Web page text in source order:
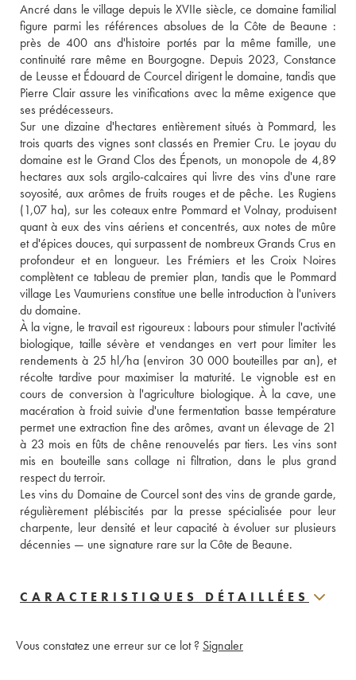
Ancré dans le village depuis le XVIIe siècle, ce domaine familial
figure parmi les références absolues de la Côte de Beaune :
près de 400 ans d'histoire portés par la même famille, une
continuité rare même en Bourgogne. Depuis 2023, Constance
de Leusse et Édouard de Courcel dirigent le domaine, tandis que
Pierre Clair assure les vinifications avec la même exigence que
ses prédécesseurs.
Sur une dizaine d'hectares entièrement situés à Pommard, les
trois quarts des vignes sont classés en Premier Cru. Le joyau du
domaine est le Grand Clos des Épenots, un monopole de 4,89
hectares aux sols argilo-calcaires qui livre des vins d'une rare
soyosité, aux arômes de fruits rouges et de pêche. Les Rugiens
(1,07 ha), sur les coteaux entre Pommard et Volnay, produisent
quant à eux des vins aériens et concentrés, aux notes de mûre
et d'épices douces, qui surpassent de nombreux Grands Crus en
profondeur et en longueur. Les Frémiers et les Croix Noires
complètent ce tableau de premier plan, tandis que le Pommard
village Les Vaumuriens constitue une belle introduction à l'univers
du domaine.
À la vigne, le travail est rigoureux : labours pour stimuler l'activité
biologique, taille sévère et vendanges en vert pour limiter les
rendements à 25 hl/ha (environ 30 000 bouteilles par an), et
récolte tardive pour maximiser la maturité. Le vignoble est en
cours de conversion à l'agriculture biologique. À la cave, une
macération à froid suivie d'une fermentation basse température
permet une extraction fine des arômes, avant un élevage de 21
à 23 mois en fûts de chêne renouvelés par tiers. Les vins sont
mis en bouteille sans collage ni filtration, dans le plus grand
respect du terroir.
Les vins du Domaine de Courcel sont des vins de grande garde,
régulièrement plébiscités par la presse spécialisée pour leur
charpente, leur densité et leur capacité à évoluer sur plusieurs
décennies — une signature rare sur la Côte de Beaune.
CARACTERISTIQUES DÉTAILLÉES
Vous constatez une erreur sur ce lot ? Signaler